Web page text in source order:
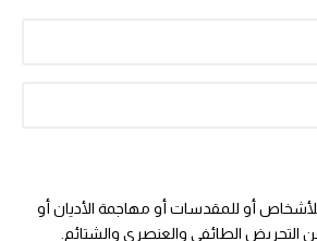
أو للمقدسات أو مهاجمة الأديان أو
عن التحريض الطائفي والعنصري والشتائم.